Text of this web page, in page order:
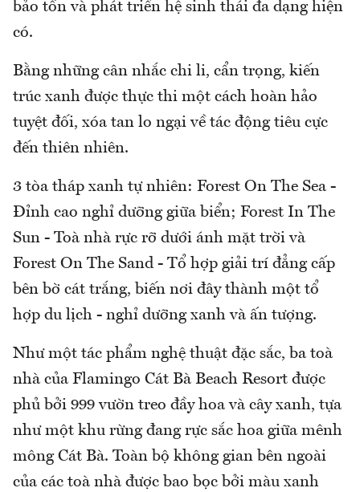
bảo tồn và phát triển hệ sinh thái đa dạng hiện
có.
Bằng những cân nhắc chi li, cẩn trọng, kiến
trúc xanh được thực thi một cách hoàn hảo
tuyệt đối, xóa tan lo ngại về tác động tiêu cực
đến thiên nhiên.
3 tòa tháp xanh tự nhiên: Forest On The Sea -
Đỉnh cao nghỉ dưỡng giữa biển; Forest In The
Sun - Toà nhà rực rỡ dưới ánh mặt trời và
Forest On The Sand - Tổ hợp giải trí đẳng cấp
bên bờ cát trắng, biến nơi đây thành một tổ
hợp du lịch - nghỉ dưỡng xanh và ấn tượng.
Như một tác phẩm nghệ thuật đặc sắc, ba toà
nhà của Flamingo Cát Bà Beach Resort được
phủ bởi 999 vườn treo đầy hoa và cây xanh, tựa
như một khu rừng đang rực sắc hoa giữa mênh
mông Cát Bà. Toàn bộ không gian bên ngoài
của các toà nhà được bao bọc bởi màu xanh